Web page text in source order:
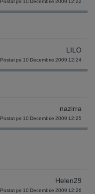
LILO
Postat pe 10 Decembrie 2009 12:24
nazirra
Postat pe 10 Decembrie 2009 12:25
Helen29
Postat pe 10 Decembrie 2009 12:26